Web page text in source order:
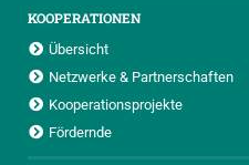
KOOPERATIONEN
Übersicht
Netzwerke & Partnerschaften
Kooperationsprojekte
Fördernde